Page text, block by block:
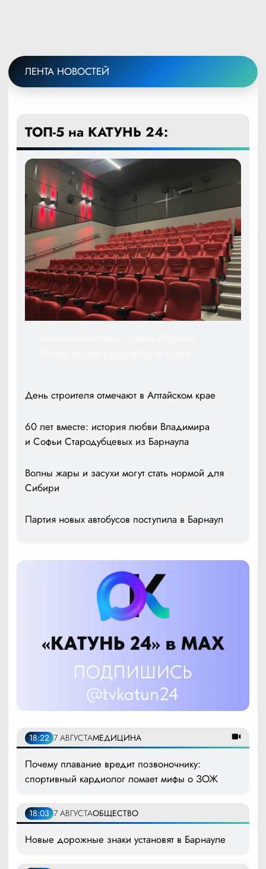
ЛЕНТА НОВОСТЕЙ
ТОП-5 на КАТУНЬ 24:
День строителя отмечают в Алтайском крае
60 лет вместе: история любви Владимира
и Софьи Стародубцевых из Барнаула
Волны жары и засухи могут стать нормой для
Сибири
Партия новых автобусов поступила в Барнаул
18:22 7 АВГУСТАМЕДИЦИНА
Почему плавание вредит позвоночнику:
спортивный кардиолог ломает мифы о ЗОЖ
18:03 7 АВГУСТАОБЩЕСТВО
Новые дорожные знаки установят в Барнауле